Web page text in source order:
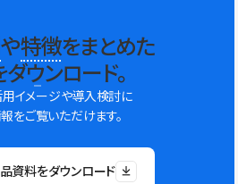
や特徴をまとめた
ウンロード。
イメージや導入検討に
をご覧いただけます。
資料をダウンロード